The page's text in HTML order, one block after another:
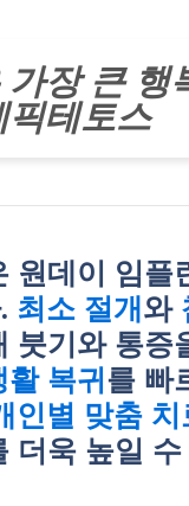
가장 큰 행
픽테토스
원데이 임플
최소 절개와
붓기와 통증
활 복귀를 빠
인별 맞춤 치
더욱 높일 수